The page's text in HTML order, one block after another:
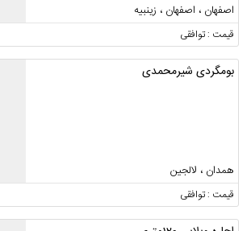
اصفهان ، اصفهان ، زینبیه
قیمت : توافقی
بومگردی شیرمحمدی
همدان ، لالجین
قیمت : توافقی